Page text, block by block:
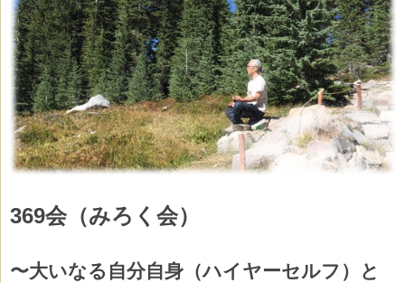
369会（みろく会）
〜大いなる自分自身（ハイヤーセルフ）と